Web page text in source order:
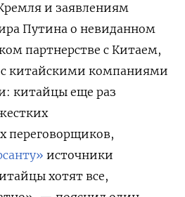
и заявлениям
Путина о невиданном
партнерстве с Китаем,
с китайскими компаниями
китайцы еще раз
переговорщиков,
источники
хотят все,